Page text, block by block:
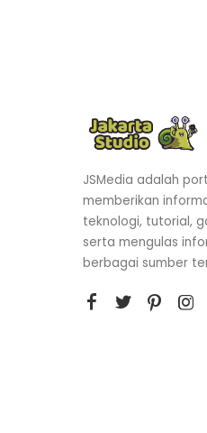
JSMedia adalah
memberikan
teknologi, tutorial,
serta mengulas
berbagai sumber